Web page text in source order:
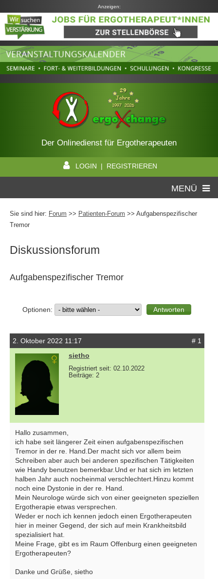
Anzeigen:
Der Onlinedienst für Ergotherapeuten
LOGIN | REGISTRIEREN
MENÜ
Sie sind hier: Forum >> Patienten-Forum >> Aufgabenspezifischer
Tremor
Diskussionsforum
Aufgabenspezifischer Tremor
Optionen:
2. Oktober 2022 11:17
# 1
sietho
Registriert seit: 02.10.2022
Beiträge: 2
Hallo zusammen,
ich habe seit längerer Zeit einen aufgabenspezifischen
Tremor in der re. Hand.Der macht sich vor allem beim
Schreiben aber auch bei anderen spezifischen Tätigkeiten
wie Handy benutzen bemerkbar.Und er hat sich im letzten
halben Jahr auch nocheinmal verschlechtert.Hinzu kommt
noch eine Dystonie in der re. Hand.
Mein Neurologe würde sich von einer geeigneten speziellen
Ergotherapie etwas versprechen.
Weder er noch ich kennen jedoch einen Ergotherapeuten
hier in meiner Gegend, der sich auf mein Krankheitsbild
spezialisiert hat.
Meine Frage, gibt es im Raum Offenburg einen geeigneten
Ergotherapeuten?
Danke und Grüße, sietho